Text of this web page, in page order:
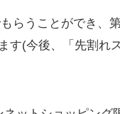
ズデザインの「ハ
らうことができ、
す(今後、「先割れ